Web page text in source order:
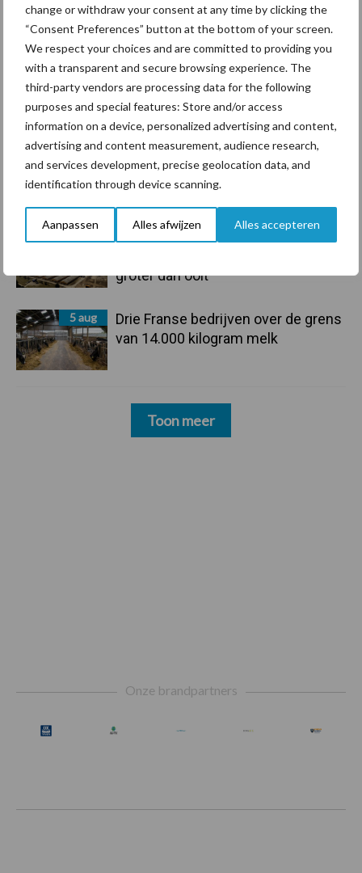
change or withdraw your consent at any time by clicking the
“Consent Preferences” button at the bottom of your screen.
We respect your choices and are committed to providing you
with a transparent and secure browsing experience. The
third-party vendors are processing data for the following
purposes and special features: Store and/or access
information on a device, personalized advertising and content,
advertising and content measurement, audience research,
and services development, precise geolocation data, and
identification through device scanning.
Aanpassen Alles afwijzen Alles accepteren
onderschatte risicofactor voor
mastitis
6 aug
ForFarmers ziet volume en
marktaandeel groeien in krimpende
Nederlandse markt
Tien praktische tips voor een
langere levensduur
“Vraag naar praktische
groter dan ooit”
5 aug
Drie Franse bedrijven over de grens
van 14.000 kilogram melk
Toon meer
Onze brandpartners